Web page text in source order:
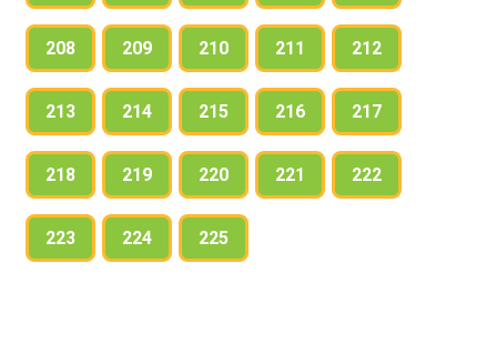
208 209 210 211 212
213 214 215 216 217
218 219 220 221 222
223 224 225